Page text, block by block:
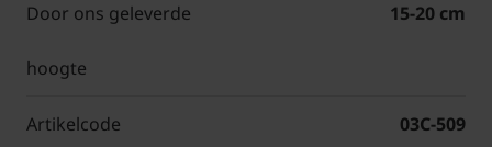
Door ons geleverde
hoogte
15-20 cm
Artikelcode 03C-509